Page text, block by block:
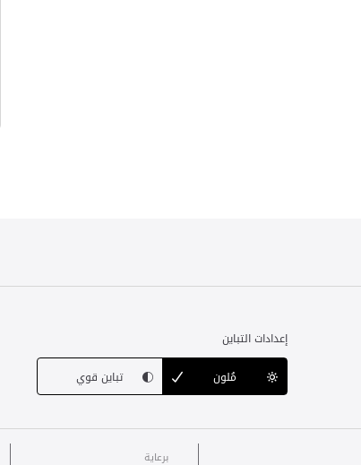
إعدادات التباين
مُلون
تباين قوي
برعاية